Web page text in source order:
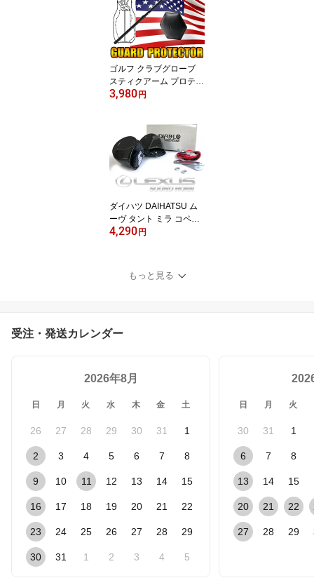
ドカバー 傷 防止 キズ防
止 破損防止 旅行 飛行機
保護カバー クラブ保護カ
バー ヘッドカバー バッ
グ 上 配送 海外 国内
ゴルフ クラブグローブ
スティクアーム プロテク
ター セーフティー ガー
アンカバー トラベルケー
ス 旅行 ゴルフ用品 宅配
便 国内 海外
3,980円
ダイハツ DAIHATSU ム
ーヴ タント ミラ コペン
ハイゼット アトレー ク
クサス純正サウンド カー
用品 ホーン
4,290円
もっと見る
受注・発送カレンダー
2026年8月
日 月 火 水 木 金 土
26 27 28 29 30 31 1
2 3 4 5 6 7 8
9 10 11 12 13 14 15
16 17 18 19 20 21 22
23 24 25 26 27 28 29
30 31 1 2 3 4 5
日 月 火
30 31 1
6 7 8
13 14 15
20 21 22
27 28 29